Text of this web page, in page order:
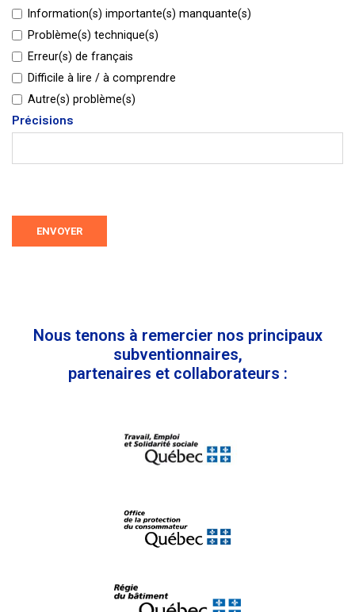
Information(s) importante(s) manquante(s)
Problème(s) technique(s)
Erreur(s) de français
Difficile à lire / à comprendre
Autre(s) problème(s)
Précisions
ENVOYER
Nous tenons à remercier nos principaux
subventionnaires,
partenaires et collaborateurs :